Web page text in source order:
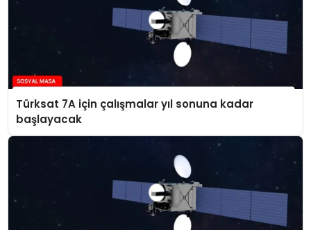
Türksat 7A için çalışmalar yıl sonuna kadar
başlayacak